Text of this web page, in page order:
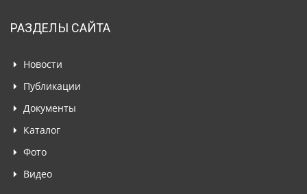
РАЗДЕЛЫ САЙТА
Новости
Публикации
Документы
Каталог
Фото
Видео